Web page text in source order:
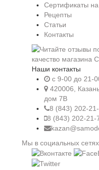
Сертификаты
Рецепты
Статьи
Контакты
Наши контакты
c 9-00 до 21-
420006,
дом 7В
8 (843) 202-
8 (843) 202-21-
Мы в социальных